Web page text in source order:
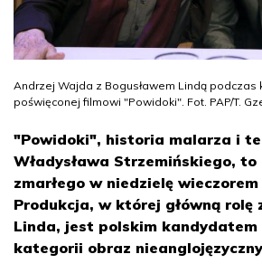
Andrzej Wajda z Bogusławem Lindą podczas
poświęconej filmowi "Powidoki". Fot. PAP/T.
"Powidoki", historia malarza i
Władysława Strzemińskiego,
zmarłego w niedzielę
Produkcja, w której główną rolę
Linda, jest polskim kandydatem
kategorii obraz